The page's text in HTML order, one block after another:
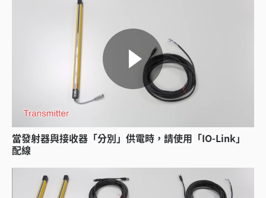
當發射器與接收器「分別」供電時，請使用「IO-Link」
配線